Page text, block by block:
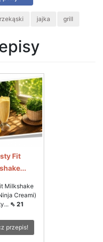
jajka grill
Fit
Milkshake
Creami)
⇖ 21
przepis!